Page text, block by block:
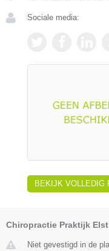
Sociale media:
BEKIJK VOLLEDIG
Chiropractie Praktijk Elst
Niet gevestigd in de